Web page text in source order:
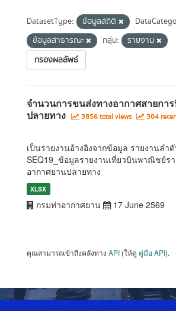
DatasetType: ข้อมูลสถิติ
ข้อมูลสาธารณะ
กลุ่ม:
รายงาน
กรองผลลัพธ์
จำนวนการขนส่งทางอากาศสายก
ปลายทาง
3856 total views 304
เป็นรายงานอ้างอิงจากข้อมูล รายงานลำ
SEQ19_ข้อมูลรายงานเที่ยวบินพาณิชย์ร
อากาศยานปลายทาง
XLSX
กรมท่าอากาศยาน 17 June 2569
คุณสามารถเข้าถึงคลังทาง API (ให้ดู คู่มือ API).